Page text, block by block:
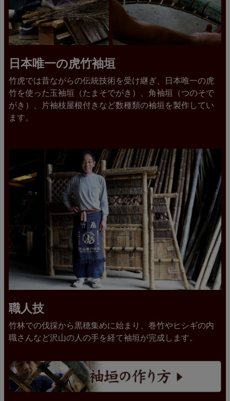
日本唯一の虎竹袖垣
竹虎では昔ながらの伝統技術を受け継ぎ、日本唯一の虎
竹を使った玉袖垣（たまそでがき）、角袖垣（つのそで
がき）、片袖枝屋根付きなど数種類の袖垣を製作してい
ます。
職人技
竹林での伐採から黒穂集めに始まり、巻竹やヒシギの内
職さんなど沢山の人の手を経て袖垣が完成します。